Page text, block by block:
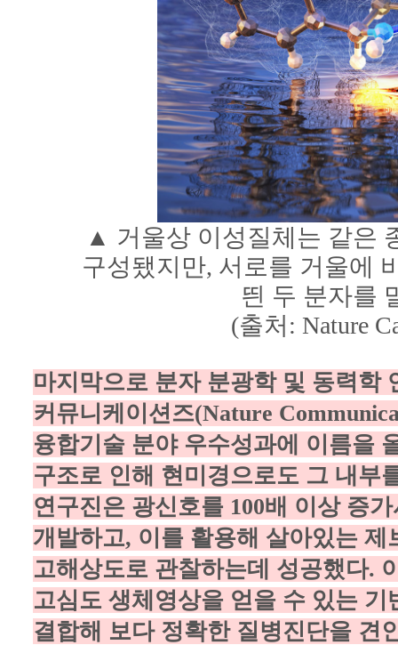
▲ 거울상 이성질체는 같은
구성됐지만, 서로를 거울에
띈 두 분자를
(출처: Nature
마지막으로 분자 분광학 및 동력학
커뮤니케이션즈(Nature
융합기술 분야 우수성과에 이름을
구조로 인해 현미경으로도 그 내부
연구진은 광신호를 100배 이상 증
개발하고, 이를 활용해 살아있는 제
고해상도로 관찰하는데 성공했다.
고심도 생체영상을 얻을 수 있는
결합해 보다 정확한 질병진단을 견